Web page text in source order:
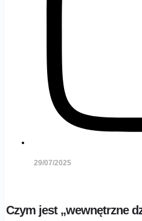
29/07/2025
Czym jest „wewnętrzne